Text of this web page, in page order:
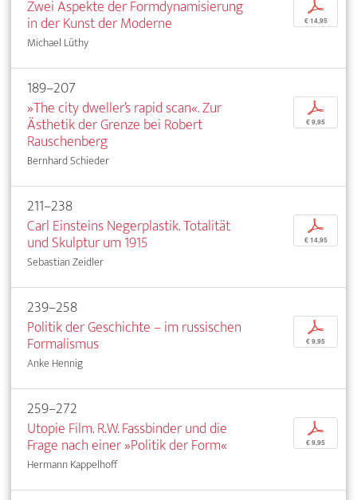
Zwei Aspekte der Formdynamisierung
in der Kunst der Moderne
Michael Lüthy
p
€ 14,95
189–207
»The city dweller’s rapid scan«. Zur
Ästhetik der Grenze bei Robert
Rauschenberg
Bernhard Schieder
p
€ 9,95
211–238
Carl Einsteins Negerplastik. Totalität
und Skulptur um 1915
Sebastian Zeidler
p
€ 14,95
239–258
Politik der Geschichte – im russischen
Formalismus
Anke Hennig
p
€ 9,95
259–272
Utopie Film. R.W. Fassbinder und die
Frage nach einer »Politik der Form«
Hermann Kappelhoff
p
€ 9,95